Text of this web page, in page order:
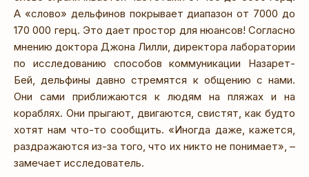
А «слово» дельфинов покрывает диапазон от 7000 до
170 000 герц. Это дает простор для нюансов! Согласно
мнению доктора Джона Лилли, директора лаборатории
по исследованию способов коммуникации Назарет-
Бей, дельфины давно стремятся к общению с нами.
Они сами приближаются к людям на пляжах и на
кораблях. Они прыгают, двигаются, свистят, как будто
хотят нам что-то сообщить. «Иногда даже, кажется,
раздражаются из-за того, что их никто не понимает», –
замечает исследователь.